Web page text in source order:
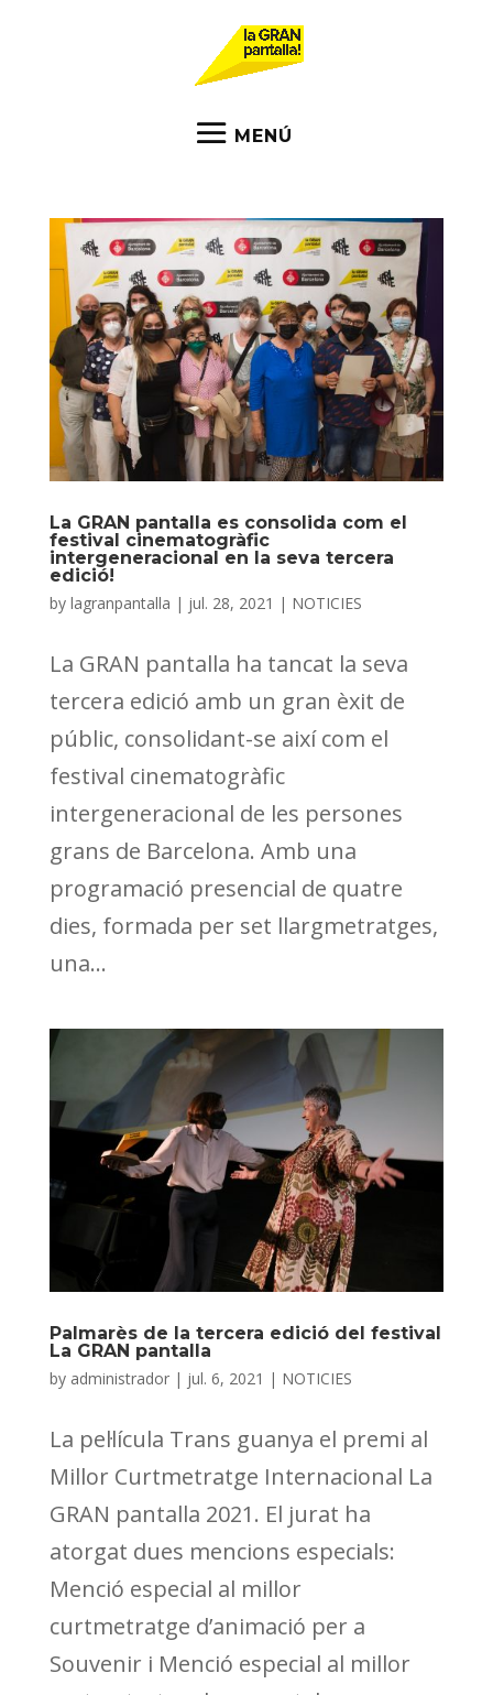
La GRAN pantalla es consolida com el
festival cinematogràfic
intergeneracional en la seva tercera
edició!
by lagranpantalla | jul. 28, 2021 | NOTICIES
La GRAN pantalla ha tancat la seva
tercera edició amb un gran èxit de
públic, consolidant-se així com el
festival cinematogràfic
intergeneracional de les persones
grans de Barcelona. Amb una
programació presencial de quatre
dies, formada per set llargmetratges,
una...
Palmarès de la tercera edició del festival
La GRAN pantalla
by administrador| jul. 6, 2021 | NOTICIES
La pel·lícula Trans guanya el premi al
Millor Curtmetratge Internacional La
GRAN pantalla 2021. El jurat ha
atorgat dues mencions especials:
Menció especial al millor
curtmetratge d’animació per a
Souvenir i Menció especial al millor